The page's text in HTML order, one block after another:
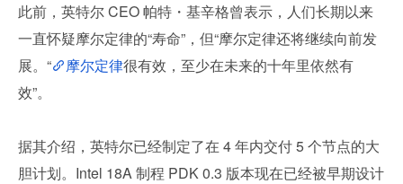
此前，英特尔 CEO 帕特・基辛格曾表示，人们长期以来
一直怀疑摩尔定律的“寿命”，但“摩尔定律还将继续向前发
展。“
摩尔定律很有效，至少在未来的十年里依然有
效”。
据其介绍，英特尔已经制定了在 4 年内交付 5 个节点的大
胆计划。Intel 18A 制程 PDK 0.3 版本现在已经被早期设计